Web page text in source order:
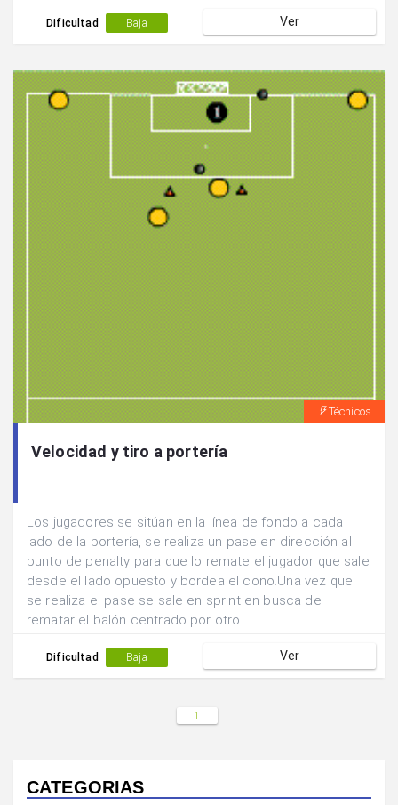
Dificultad Baja Ver
Técnicos
Velocidad y tiro a portería
Los jugadores se sitúan en la línea de fondo a cada
lado de la portería, se realiza un pase en dirección al
punto de penalty para que lo remate el jugador que sale
desde el lado opuesto y bordea el cono.Una vez que
se realiza el pase se sale en sprint en busca de
rematar el balón centrado por otro
portería.
Dificultad Baja Ver
1
CATEGORIAS